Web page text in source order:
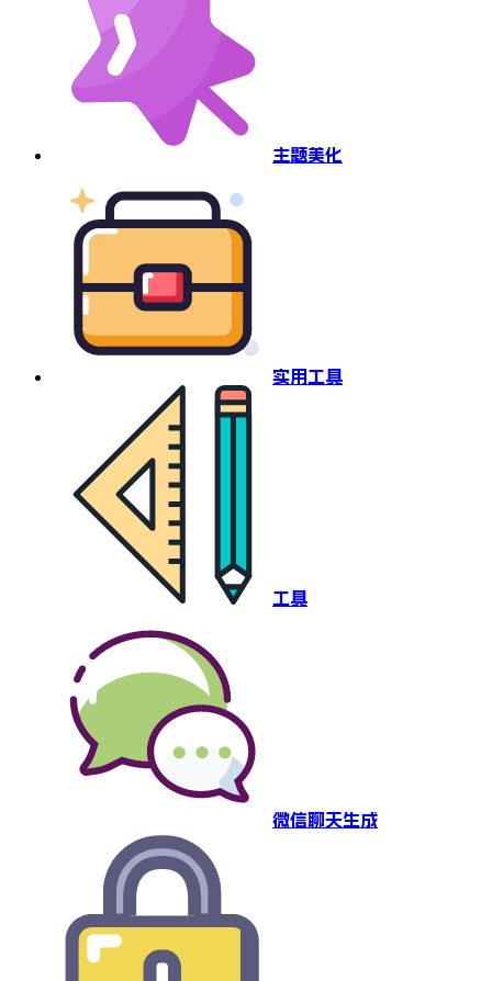
主题美化
实用工具
工具
微信聊天生成